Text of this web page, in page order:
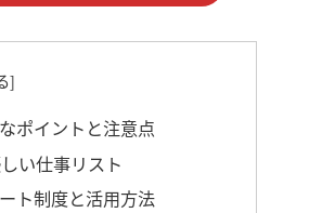
ポイントと注意点
い仕事リスト
ト制度と活用方法